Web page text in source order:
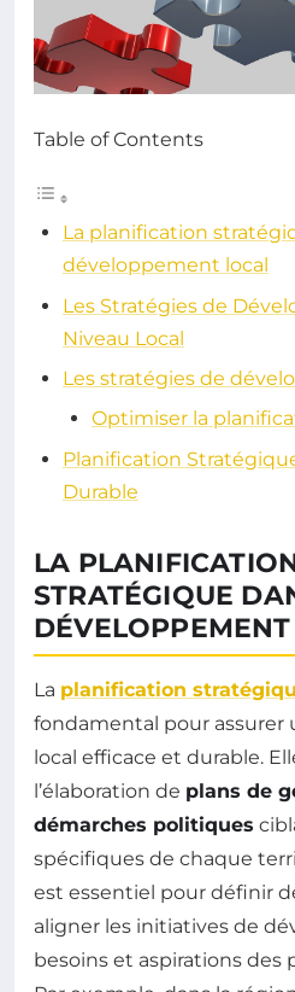
Table of Contents
La planification
développement local
Les Stratégies de
Niveau Local
Les stratégies de
Optimiser la
Planification
Durable
LA
STRATÉGIQUE
La planification
fondamental pour
local efficace et durable.
l’élaboration de plans de
démarches politiques
spécifiques de chaque
est essentiel pour définir
aligner les initiatives de
besoins et aspirations des